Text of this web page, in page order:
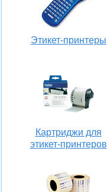
Этикет-принтеры
Картриджи для
этикет-принтеров